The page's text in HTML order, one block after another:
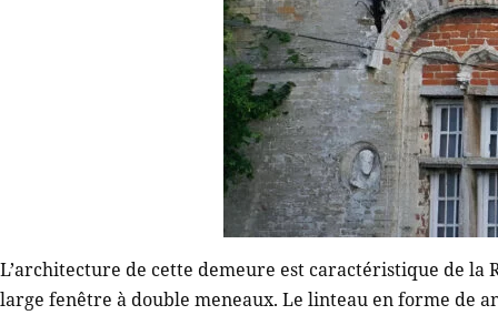
L’architecture de cette demeure est caractéristique de la
large fenêtre à double meneaux. Le linteau en forme de